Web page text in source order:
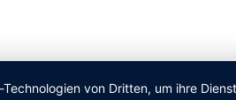
von Dritten, um ihre